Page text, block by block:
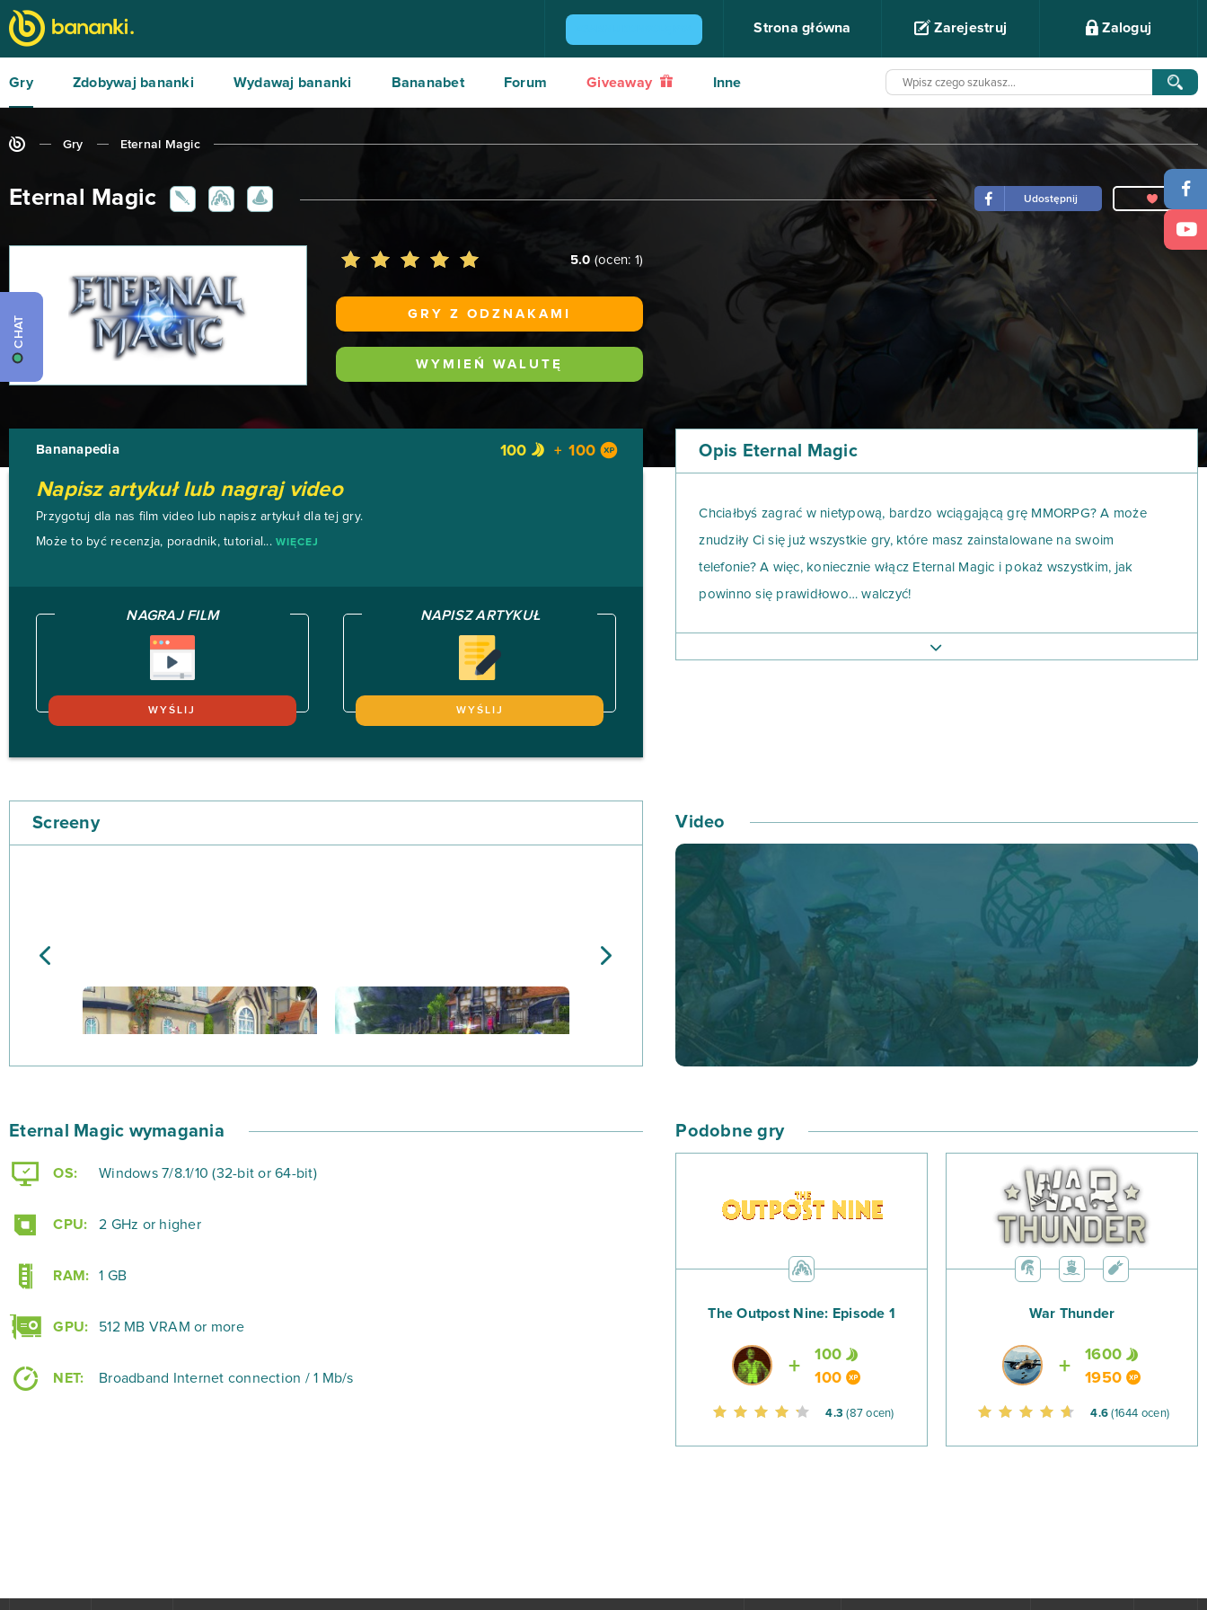
Strona główna Zarejestruj Zaloguj
Gry Zdobywaj bananki Wydawaj bananki Bananabet Forum Giveaway Inne
Gry Eternal Magic
Udostępnij
Eternal Magic
5.0 (ocen: 1)
GRY Z ODZNAKAMI
WYMIEŃ WALUTĘ
Bananapedia 100 100
Napisz artykuł lub nagraj video
Przygotuj dla nas film video lub napisz artykuł dla tej gry.
Może to być recenzja, poradnik, tutorial... WIĘCEJ
NAGRAJ FILM
WYŚLIJ
NAPISZ ARTYKUŁ
WYŚLIJ
Opis Eternal Magic
Chciałbyś zagrać w nietypową, bardzo wciągającą grę MMORPG? A może
znudziły Ci się już wszystkie gry, które masz zainstalowane na swoim
telefonie? A więc, koniecznie włącz Eternal Magic i pokaż wszystkim, jak
powinno się prawidłowo… walczyć!
postać do swojego gustu – używając do tego aż 5-ciu kategorii umiejętności
swoich nóg! Uważaj jednak – zagrożenia czekają na każdym rogu, więc warto
będzie odpowiednio się wcześniej zaopatrzyć i przygotować. Odkrywaj
najbardziej tajne miejsca, rozmawiaj z pozostałymi graczami, poznawaj
przyjaciół i… zostań niepokonanym Mistrzem gry Eternal Magic!
Chcesz przeżyć przygodę, jaka wciągnie Cię na wiele godzin szalonej
zabawy? A może chciałbyś spróbować swoich sił jako super-bohater? No
chyba, że chciałbyś porywalizować ze swoimi przyjaciółmi w wolnej chwili na
przerwie w szkole lub podczas długich, zimowych wieczorów? Wystarczy,
Screeny Video
Eternal Magic wymagania
OS: Windows 7/8.1/10 (32-bit or 64-bit)
CPU: 2 GHz or higher
RAM: 1 GB
GPU: 512 MB VRAM or more
NET: Broadband Internet connection / 1 Mb/s
Podobne gry
The Outpost Nine: Episode 1
100
100
4.3 (87 ocen)
War Thunder
1600
1950
4.6 (1644 ocen)
CHAT